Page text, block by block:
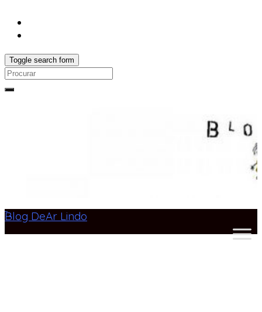
Toggle search form
Search
Blog DeAr Lindo